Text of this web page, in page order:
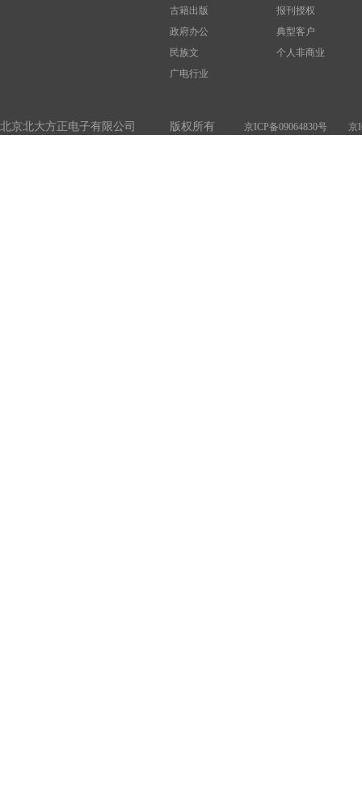
古籍出版
政府办公
民族文
广电行业
报刊授权
典型客户
个人非商业
北京北大方正电子有限公司 版权所有 京ICP备09064830号 京